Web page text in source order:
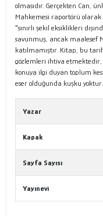
olmasıdır. Gerçekten Can,
Mahkemesi raportörü olarak
"sınırlı şekil eksiklikleri
savunmuş, ancak maalesef
katılmamıştır. Kitap, bu
gözlemleri ihtiva etmektedir,
konuya ilgi duyan toplum
eser olduğunda kuşku yoktur.
Yazar
Kapak
Sayfa Sayısı
Yayınevi